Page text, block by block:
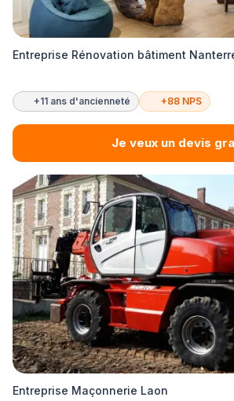
Entreprise Rénovation bâtiment
+11 ans d'ancienneté +88 NPS
Je veux un devis
Entreprise Maçonnerie Laon